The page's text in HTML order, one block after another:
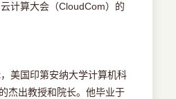
计算大会（CloudCom）的
国印第安纳大学计算机科
杰出教授和院长。他毕业于